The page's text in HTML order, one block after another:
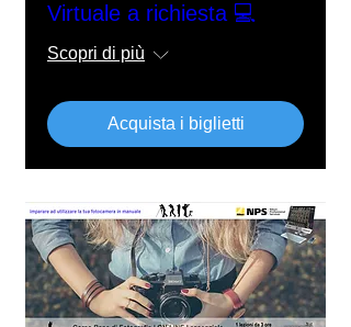
Virtuale a richiesta 💻
Scopri di più
Acquista i biglietti